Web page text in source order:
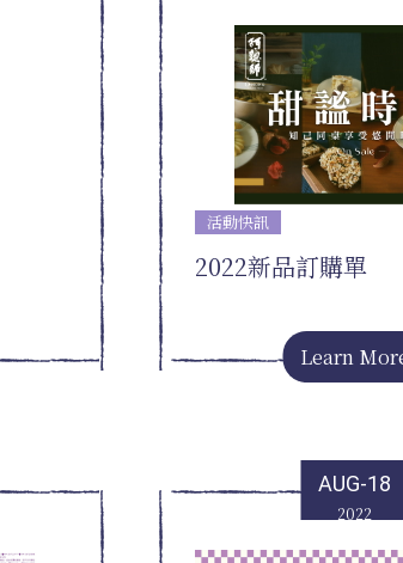
活動快訊
2022新品訂購單
Learn
AUG-18
2022